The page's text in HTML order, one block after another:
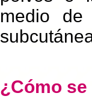
medio de
¿Cómo